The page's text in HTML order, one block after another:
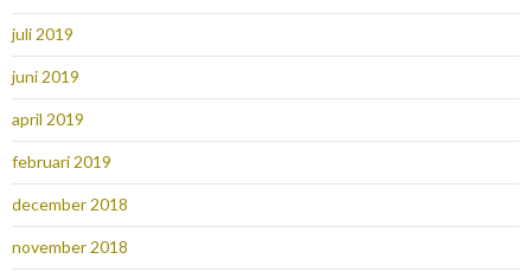
juli 2019
juni 2019
april 2019
februari 2019
december 2018
november 2018